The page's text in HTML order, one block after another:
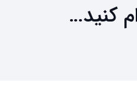
کنید…